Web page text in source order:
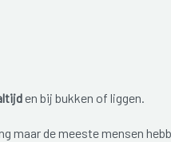
en bij bukken of liggen.
maar de meeste mensen